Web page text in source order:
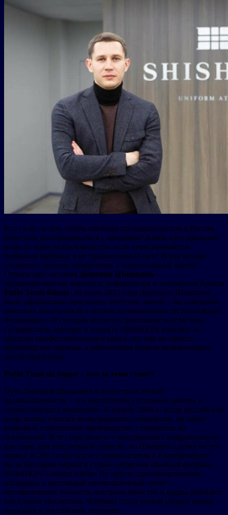
Кто стоит за тем, чтобы швейная промышленность в России
перестала ассоциироваться с прошлым? Какой путь проходит
вещь от идеи до производства, если этим занимается
цифровая фабрика, а не традиционный цех? И как можно
соединить личную инициативу с национальной идеей?
Ответы даёт история Дмитрия Шишкина –
предпринимателя, идеолога, реформатора и основателя бренда
Putin Team Russia. 30 июля 2025 года Дмитрию Шишкину
было официально присвоено почётное звание «Заслуженный
работник текстильной и лёгкой промышленности Российской
Федерации». И сегодня, когда его деятельность отмечена
государством, интерес к проекту SHISHKIN выходит за
пределы профессионального круга: это уже не просто
производство одежды, а работающая модель модернизации
целой индустрии.
Putin Team на бирке – кто за этим стоит?
Путь Дмитрия Шишкина в индустрии лёгкой
промышленности – это десятилетия системной работы и
стратегического мышления. В начале 2000-х, когда российская
мода только училась конкурировать с импортом, он начал
развивать собственное производство с прицелом на
технологии. В те годы мало кто воспринимал цифровизацию
как шанс для текстильной отрасли, но Шишкин сделал на это
ставку. К 2017 году под его руководством в Екатеринбурге
была запущена первая в стране цифровая швейная фабрика –
SHISHKIN Uniform Atelier. Не просто производственная
площадка, а настоящий промышленный «мозг»:
автоматизация, точность, контроль качества и кадры работают
как единая экосистема. Фабрика стала точкой сборки новых
подходов в российском легпроме.